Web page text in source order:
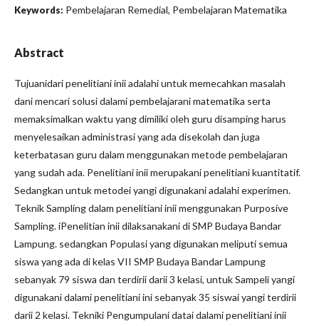
Keywords: Pembelajaran Remedial, Pembelajaran Matematika
Abstract
Tujuanidari penelitiani inii adalahi untuk memecahkan masalah
dani mencari solusi dalami pembelajarani matematika serta
memaksimalkan waktu yang dimiliki oleh guru disamping harus
menyelesaikan administrasi yang ada disekolah dan juga
keterbatasan guru dalam menggunakan metode pembelajaran
yang sudah ada. Penelitiani inii merupakani penelitiani kuantitatif.
Sedangkan untuk metodei yangi digunakani adalahi experimen.
Teknik Sampling dalam penelitiani inii menggunakan Purposive
Sampling. iPenelitian inii dilaksanakani di SMP Budaya Bandar
Lampung. sedangkan Populasi yang digunakan meliputi semua
siswa yang ada di kelas VII SMP Budaya Bandar Lampung
sebanyak 79 siswa dan terdirii darii 3 kelasi, untuk Sampeli yangi
digunakani dalami penelitiani ini sebanyak 35 siswai yangi terdirii
darii 2 kelasi. Tekniki Pengumpulani datai dalami penelitiani inii